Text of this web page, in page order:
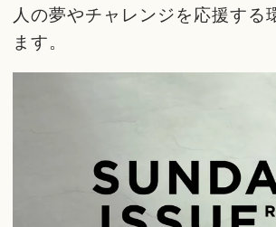
人の夢やチャレンジを応援する
ます。